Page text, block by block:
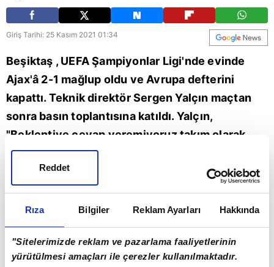
Rıza Bilgiler Reklam Ayarları Hakkında
"Sitelerimizde reklam ve pazarlama faaliyetlerinin
yürütülmesi amaçları ile çerezler kullanılmaktadır.
Reddet
Giriş Tarihi: 25 Kasım 2021 01:34
Beşiktaş , UEFA Şampiyonlar Ligi'nde evinde
Ajax'â 2-1 mağlup oldu ve Avrupa defterini
kapattı. Teknik direktör Sergen Yalçın maçtan
sonra basın toplantısına katıldı. Yalçın,
"Beklentiye cevap veremiyoruz takım olarak.
Normale dönmemiz gerek, tekrar kazanmaya
alışmamız ve Beşiktaş gibi oynamamız
gerekiyor. Umarım artık cumartesiden itibaren
işler istediğimiz duruma döner." dedi. | Beşiktaş
haberleri (BJK spor haberi)
Spor Beşiktaş